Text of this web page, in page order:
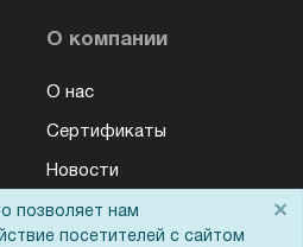
О компании
О нас
Сертификаты
Новости
Статьи
позволяет нам
посетителей с сайтом
×